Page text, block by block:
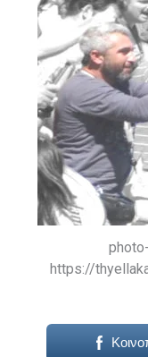
photo-
https://